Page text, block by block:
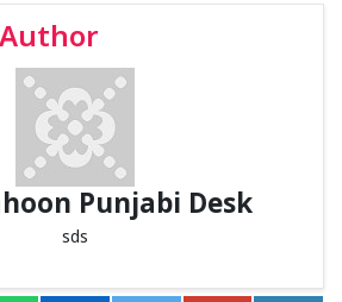
Punjabi Desk
sds